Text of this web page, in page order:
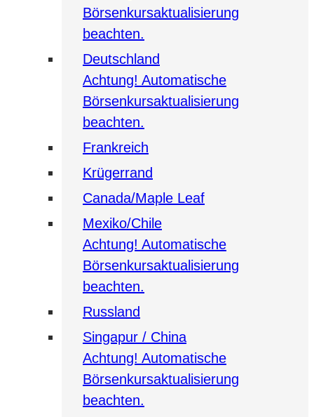
Börsenkursaktualisierung
beachten.
Deutschland
Achtung! Automatische
Börsenkursaktualisierung
beachten.
Frankreich
Krügerrand
Canada/Maple Leaf
Mexiko/Chile
Achtung! Automatische
Börsenkursaktualisierung
beachten.
Russland
Singapur / China
Achtung! Automatische
Börsenkursaktualisierung
beachten.